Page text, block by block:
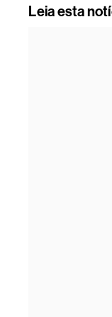
Leia esta